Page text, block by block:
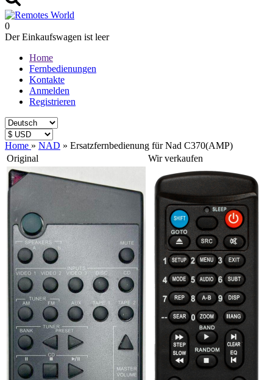
0
Der Einkaufswagen ist leer
Home
Fernbedienungen
Kontakte
Anmelden
Registrieren
Home » NAD » Ersatzfernbedienung für Nad C370(AMP)
Original
Wir verkaufen